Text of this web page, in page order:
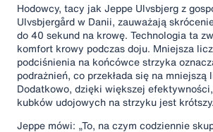
Hodowcy, tacy jak Jeppe Ulvsbjerg z
Ulvsbjergård w Danii, zauważają
do 40 sekund na krowę. Technologia ta
komfort krowy podczas doju. Mniejsza
podciśnienia na końcówce strzyka
podrażnień, co przekłada się na mniejszą
Dodatkowo, dzięki większej
kubków udojowych na strzyku jest krótszy.
Jeppe mówi: „To, na czym codziennie